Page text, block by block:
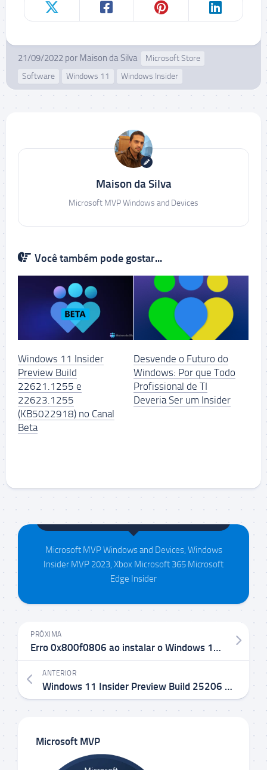
21/09/2022 por Maison da Silva
Microsoft Store
Software
Windows 11 Windows Insider
Maison da Silva
Microsoft MVP Windows and Devices
Você também pode gostar...
Windows 11 Insider
Preview Build
22621.1255 e
22623.1255
(KB5022918) no Canal
Beta
Desvende o Futuro do
Windows: Por que Todo
Profissional de TI
Deveria Ser um Insider
Microsoft MVP Windows and Devices, Windows
Insider MVP 2023, Xbox Microsoft 365 Microsoft
Edge Insider
PRÓXIMA
Erro 0x800f0806 ao instalar o Windows 11 2022 (2H22)
ANTERIOR
Windows 11 Insider Preview Build 25206 no Canal Dev
Microsoft MVP